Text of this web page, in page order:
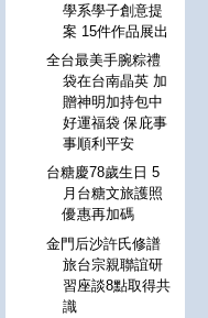
學系學子創意提
案 15件作品展出
全台最美手腕粽禮
袋在台南晶英 加
贈神明加持包中
好運福袋 保庇事
事順利平安
台糖慶78歲生日 5
月台糖文旅護照
優惠再加碼
金門后沙許氏修譜
旅台宗親聯誼研
習座談8點取得共
識